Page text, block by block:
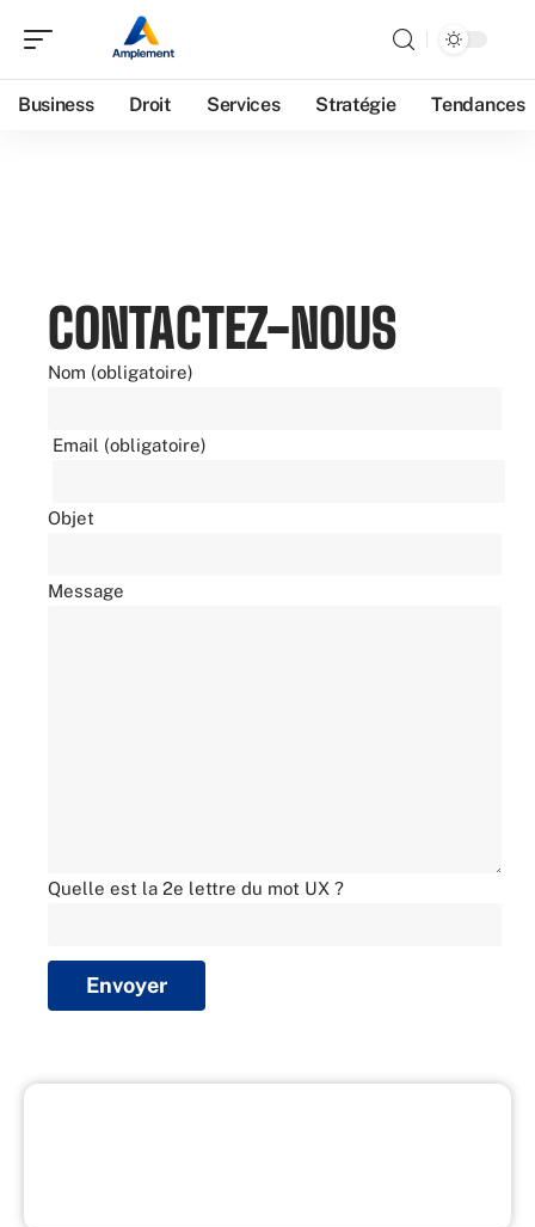
Business Droit Services Stratégie Tendances
CONTACTEZ-NOUS
Nom (obligatoire)
Email (obligatoire)
Objet
Message
Quelle est la 2e lettre du mot UX ?